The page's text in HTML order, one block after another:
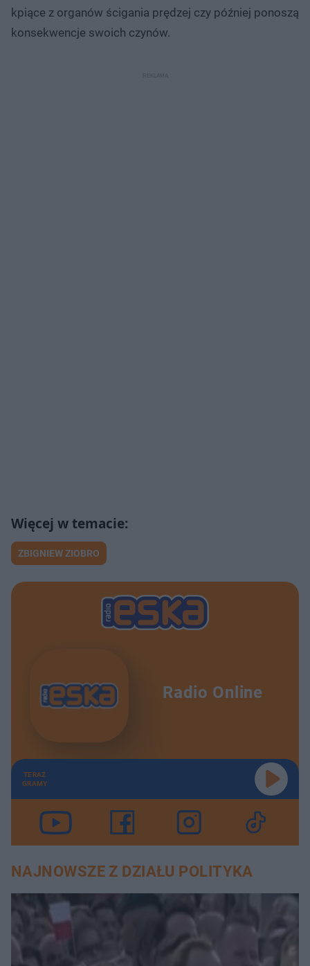
kpiące z organów ścigania prędzej czy później ponoszą
konsekwencje swoich czynów.
ZBIGNIEW ZIOBRO
Radio Online
TERAZ
GRAMY
NAJNOWSZE Z DZIAŁU POLITYKA